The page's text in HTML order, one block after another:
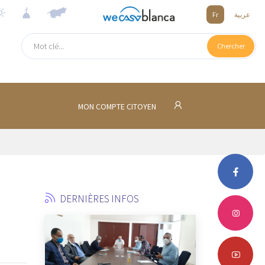
Fr عربية
Chercher
MON COMPTE CITOYEN
DERNIÈRES INFOS